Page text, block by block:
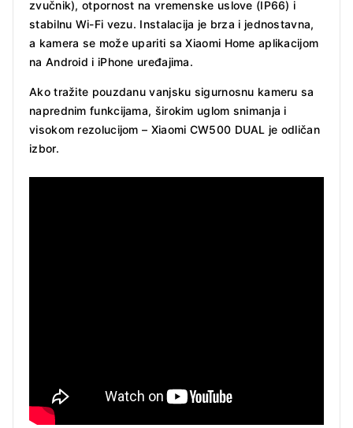
zvučnik), otpornost na vremenske uslove (IP66) i
stabilnu Wi-Fi vezu. Instalacija je brza i jednostavna,
a kamera se može upariti sa Xiaomi Home aplikacijom
na Android i iPhone uređajima.
Ako tražite pouzdanu vanjsku sigurnosnu kameru sa
naprednim funkcijama, širokim uglom snimanja i
visokom rezolucijom – Xiaomi CW500 DUAL je odličan
izbor.